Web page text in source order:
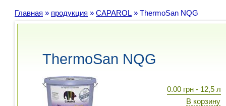
Главная » продукция » CAPAROL » ThermoSan NQG
ThermoSan NQG
0.00 грн - 12,5 л
В корзину